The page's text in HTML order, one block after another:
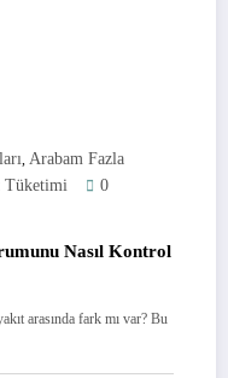
Arabam Fazla
Tüketimi
0
Nasıl Kontrol
arasında fark mı var? Bu